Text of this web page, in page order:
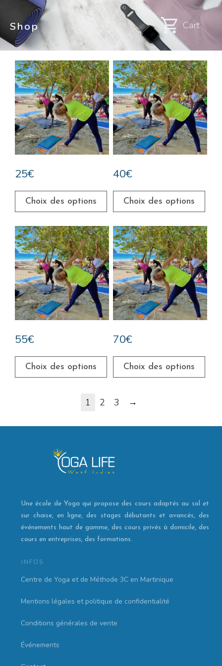
Shop Cart
25€
Choix des options
40€
Choix des options
55€
Choix des options
70€
Choix des options
1 2 3 →
Une école de Yoga qui propose des cours adaptés au sol et
sur chaise, en ligne, des stages débutants et avancés, des
événements haut de gamme, des cours privés à domicile, des
cours en entreprises, des formations.
INFOS
Centre de Yoga et de Méthode 3C en Martinique
Mentions légales et politique de confidentialité
Conditions générales de vente
Événements